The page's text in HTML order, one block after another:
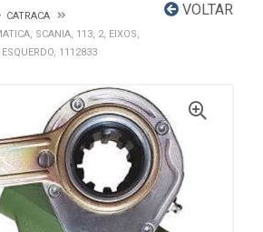
VOLTAR
CATRACA
SCANIA, 113, 2, EIXOS,
1112833